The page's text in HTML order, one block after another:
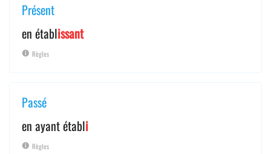
Présent
en établissant
Règles
Passé
en ayant établi
Règles